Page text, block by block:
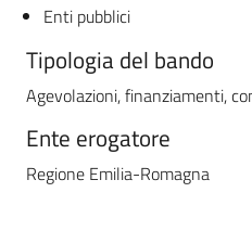
Enti pubblici
Tipologia del bando
Agevolazioni, finanziamenti,
Ente erogatore
Regione Emilia-Romagna